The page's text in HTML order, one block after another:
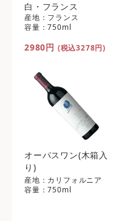
白・フランス
産地：フランス
容量：750ml
2980円 (税込3278円)
オーパスワン(木箱入
り)
産地：カリフォルニア
容量：750ml